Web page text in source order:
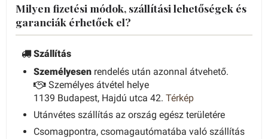
Milyen fizetési módok, szállítási lehetőségek és
garanciák érhetőek el?
Szállítás
Személyesen rendelés után azonnal átvehető.
Személyes átvétel helye
1139 Budapest, Hajdú utca 42. Térkép
Utánvétes szállítás az ország egész területére
Csomagpontra, csomagautómatába való szállítás